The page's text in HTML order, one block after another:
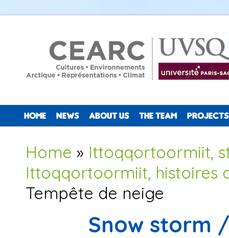
HOME NEWS ABOUT US THE TEAM PROJECTS
You are here
Home » Ittoqqortoormiit,
Ittoqqortoormiit, histoires
Tempête de neige
Snow storm